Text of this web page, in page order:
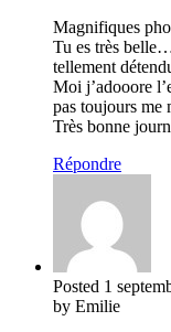
Magnifiques
Tu es très
tellement
Moi j’adooore
pas toujours me
Très bonne
Répondre
Posted 1
by Emilie